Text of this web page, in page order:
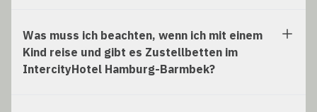
Was muss ich beachten, wenn ich mit einem
Kind reise und gibt es Zustellbetten im
IntercityHotel Hamburg-Barmbek?